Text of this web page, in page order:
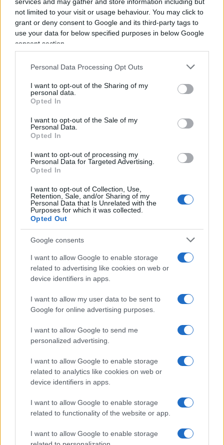
not limited to your visit or usage behaviour. You may click to
grant or deny consent to Google and its third-party tags to
use your data for below specified purposes in below Google
consent section.
Personal Data Processing Opt Outs
I want to opt-out of the Sharing of my
personal data.
Opted In
I want to opt-out of the Sale of my
Personal Data.
Opted In
I want to opt-out of processing my
Personal Data for Targeted Advertising.
Opted In
I want to opt-out of Collection, Use,
Retention, Sale, and/or Sharing of my
Personal Data that Is Unrelated with the
Purposes for which it was collected.
Opted Out
Google consents
I want to allow Google to enable storage
related to advertising like cookies on web or
device identifiers in apps.
I want to allow my user data to be sent to
Google for online advertising purposes.
I want to allow Google to send me
personalized advertising.
I want to allow Google to enable storage
related to analytics like cookies on web or
device identifiers in apps.
I want to allow Google to enable storage
related to functionality of the website or app.
I want to allow Google to enable storage
ministeri della Propaganda. Purché a decidere
siano loro, i sapienti, i saggi, che naturalmente
operano esclusivamente per il nostro bene,
intuendo cos’è giusto per noi meglio di quanto noi
paternalismo illiberale, misto al profondo
disprezzo per le facoltà di giudizio dei cittadini,
trattati alla stregua di minorati da addomesticare,
e, magari, le menzogne.
Toc toc! Avete capito qual è il risultato di aver
adottato, per il
, la metafora della guerra?
pochissimi rimasti non a senso unico – e ci
affidiamo anima e corpo a bontà a sapienza di
Super Mario Draghi?
Nicola Porro, 28 novembre 2021
#INFORMAZIONE
#MARIO DRAGHI
#MARIO MONTI
Leggi i commenti
Vignetta del 04/08/2026